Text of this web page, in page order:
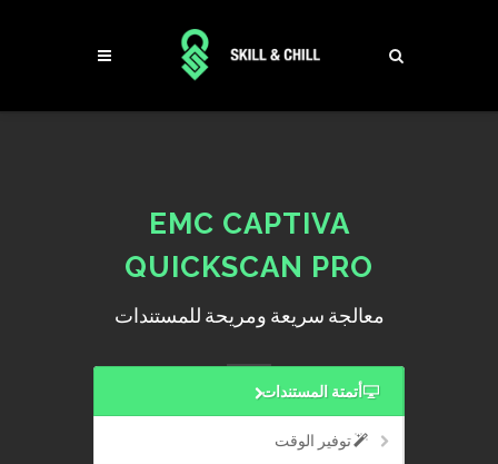
EMC CAPTIVA
QUICKSCAN PRO
معالجة سريعة ومريحة للمستندات
أتمتة المستندات
توفير الوقت